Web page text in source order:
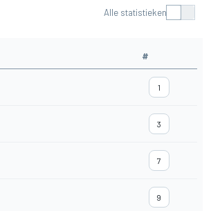
Alle statistieken
#
1
3
7
9